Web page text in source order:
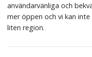
användarvänliga och
mer öppen och vi kan
liten region.